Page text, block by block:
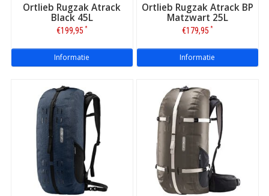
Ortlieb Rugzak Atrack
Black 45L
€199,95 *
Informatie
Ortlieb Rugzak Atrack BP
Matzwart 25L
€179,95 *
Informatie